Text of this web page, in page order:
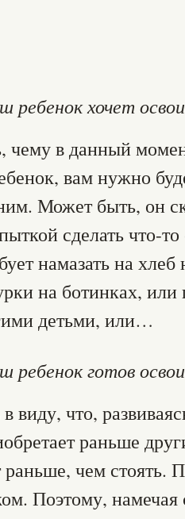
ребенок хочет
чему в данный
вам нужно
Может быть, он
сделать что-
намазать на
на ботинках, или
детьми, или…
ребенок готов
виду, что,
раньше
чем стоять.
Поэтому,